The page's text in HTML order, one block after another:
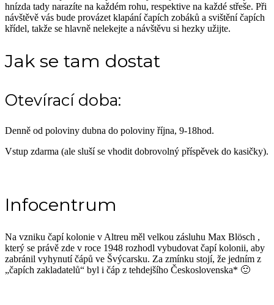
hnízda tady narazíte na každém rohu, respektive na každé střeše. Při
návštěvě vás bude provázet klapání čapích zobáků a svištění čapích
křídel, takže se hlavně nelekejte a návštěvu si hezky užijte.
Jak se tam dostat
Otevírací doba:
Denně od poloviny dubna do poloviny října, 9-18hod.
Vstup zdarma (ale sluší se vhodit dobrovolný příspěvek do kasičky).
Infocentrum
Na vzniku čapí kolonie v Altreu měl velkou zásluhu Max Blösch ,
který se právě zde v roce 1948 rozhodl vybudovat čapí kolonii, aby
zabránil vyhynutí čápů ve Švýcarsku. Za zmínku stojí, že jedním z
„čapích zakladatelů“ byl i čáp z tehdejšího Československa* 🙂